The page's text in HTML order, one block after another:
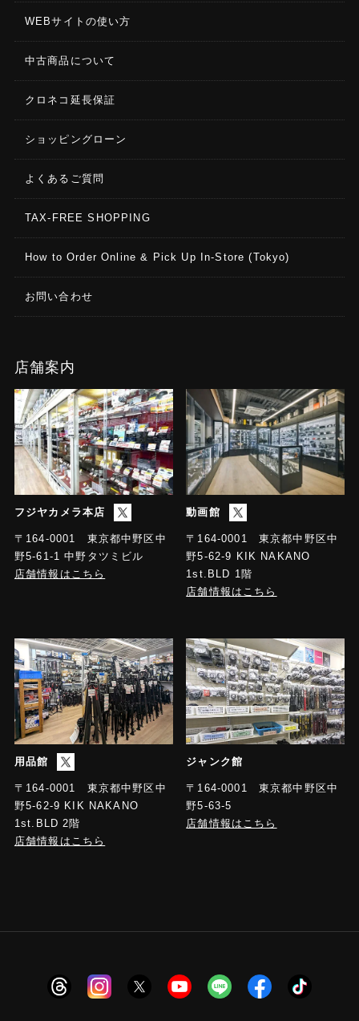
WEBサイトの使い方
中古商品について
クロネコ延長保証
ショッピングローン
よくあるご質問
TAX-FREE SHOPPING
How to Order Online & Pick Up In-Store (Tokyo)
お問い合わせ
店舗案内
フジヤカメラ本店
〒164-0001 東京都中野区中
野5-61-1 中野タツミビル
店舗情報はこちら
動画館
〒164-0001 東京都中野区中
野5-62-9 KIK NAKANO
1st.BLD 1階
店舗情報はこちら
用品館
〒164-0001 東京都中野区中
野5-62-9 KIK NAKANO
1st.BLD 2階
店舗情報はこちら
ジャンク館
〒164-0001 東京都中野区中
野5-63-5
店舗情報はこちら